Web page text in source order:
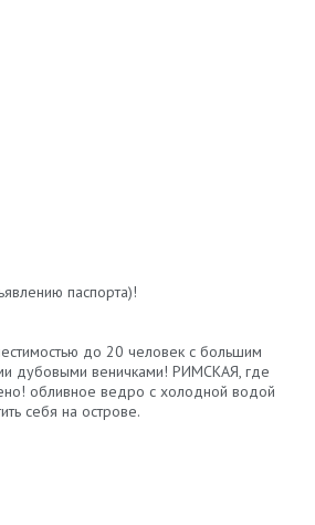
паспорта)!
до 20 человек с большим
дубовыми веничками! РИМСКАЯ, где
обливное ведро с холодной водой
себя на острове.